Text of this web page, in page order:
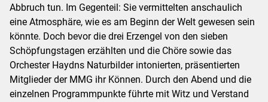
Abbruch tun. Im Gegenteil: Sie vermittelten anschaulich
eine Atmosphäre, wie es am Beginn der Welt gewesen sein
könnte. Doch bevor die drei Erzengel von den sieben
Schöpfungstagen erzählten und die Chöre sowie das
Orchester Haydns Naturbilder intonierten, präsentierten
Mitglieder der MMG ihr Können. Durch den Abend und die
einzelnen Programmpunkte führte mit Witz und Verstand